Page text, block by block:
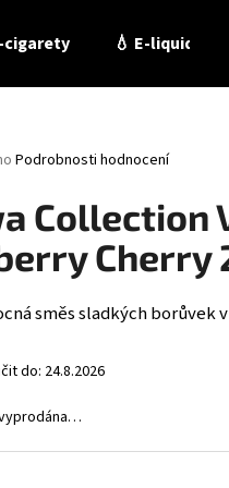
cigarety 💧 E-liquidy
Podrobnosti hodnocení
Collection
Cherry
směs sladkých
do: 24.8.2026